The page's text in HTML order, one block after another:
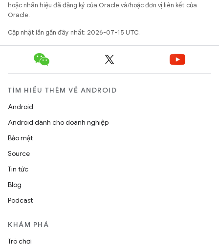
hoặc nhãn hiệu đã đăng ký của Oracle và/hoặc đơn vị liên kết của
Oracle.
Cập nhật lần gần đây nhất: 2026-07-15 UTC.
TÌM HIỂU THÊM VỀ ANDROID
Android
Android dành cho doanh nghiệp
Bảo mật
Source
Tin tức
Blog
Podcast
KHÁM PHÁ
Trò chơi